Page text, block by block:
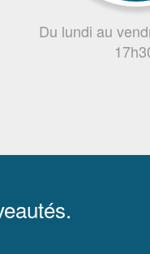
Du lundi au